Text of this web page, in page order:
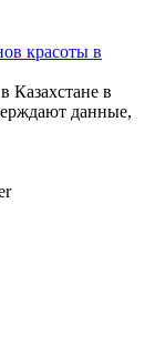
красоты в
Казахстане в
данные,